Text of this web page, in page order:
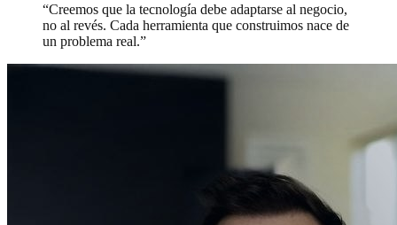
“Creemos que la tecnología debe adaptarse al negocio,
no al revés. Cada herramienta que construimos nace de
un problema real.”